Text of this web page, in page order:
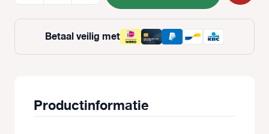
Betaal veilig met
Productinformatie